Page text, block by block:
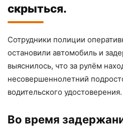
скрыться.
Сотрудники полиции
остановили автомобиль и
выяснилось, что за рулём
несовершеннолетний
водительского удостоверения.
Во время